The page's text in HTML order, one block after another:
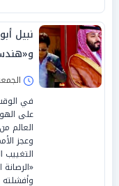
نبيل
السردالجمعة 24/يوليو/2026
في
العالم
وعجز
التغييب